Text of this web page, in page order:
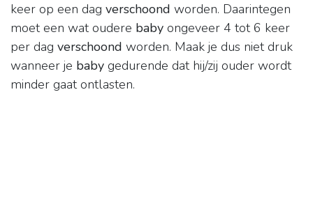
keer op een dag verschoond worden. Daarintegen
moet een wat oudere baby ongeveer 4 tot 6 keer
per dag verschoond worden. Maak je dus niet druk
wanneer je baby gedurende dat hij/zij ouder wordt
minder gaat ontlasten.